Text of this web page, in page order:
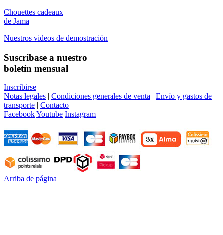
Chouettes cadeaux
de Jama
Nuestros videos de demostración
Suscríbase a nuestro
boletín mensual
Inscribirse
Notas legales | Condiciones generales de venta | Envío y gastos de
transporte | Contacto
FacebookYoutube Instagram
Arriba de página